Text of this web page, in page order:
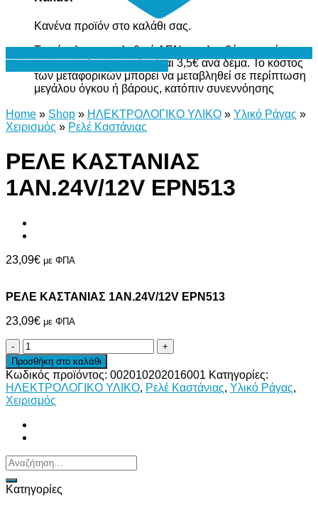
Κανένα προϊόν στο καλάθι σας.
Το σύνολο του καλαθιού ΔΕΝ περιλαμβάνει το κόστος
μεταφορικών, το οποίο είναι 3,5€ ανά δέμα. Το κόστος
των μεταφορικών μπορεί να μεταβληθεί σε περίπτωση
μεγάλου όγκου ή βάρους, κατόπιν συνεννόησης
Home » Shop » ΗΛΕΚΤΡΟΛΟΓΙΚΟ ΥΛΙΚΟ » Υλικό Ράγας »
Χειρισμός » Ρελέ Καστάνιας
ΡΕΛΕ ΚΑΣΤΑΝΙΑΣ
1ΑΝ.24V/12V ΕΡΝ513
23,09€ με ΦΠΑ
ΡΕΛΕ ΚΑΣΤΑΝΙΑΣ 1ΑΝ.24V/12V ΕΡΝ513
23,09€ με ΦΠΑ
ΡΕΛΕ
ΚΑΣΤΑΝΙΑΣ
1ΑΝ.24V/12V
ΕΡΝ513
ποσότητα
Προσθήκη στο καλάθι
Κωδικός προϊόντος: 002010202016001 Κατηγορίες:
ΗΛΕΚΤΡΟΛΟΓΙΚΟ ΥΛΙΚΟ, Ρελέ Καστάνιας, Υλικό Ράγας,
Χειρισμός
Αναζήτηση
για:
Κατηγορίες